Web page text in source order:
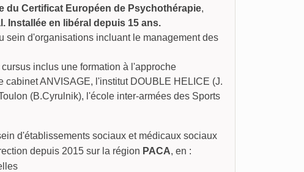
du Certificat Européen de Psychothérapie,
Installée en libéral depuis 15 ans.
sein d'organisations incluant le management des
inclus une formation à l'approche
ANVISAGE, l'institut DOUBLE HELICE (J.
(B.Cyrulnik), l'école inter-armées des Sports
d'établissements sociaux et médicaux sociaux
depuis 2015 sur la région PACA, en :